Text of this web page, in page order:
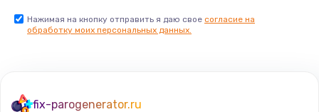
Заказать
Нажимая на кнопку отправить я даю свое согласие на
обработку моих персональных данных.
fix-parogenerator.ru